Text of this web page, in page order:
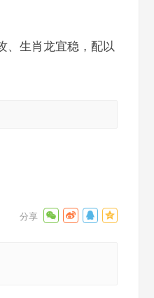
、生肖龙宜稳，配以